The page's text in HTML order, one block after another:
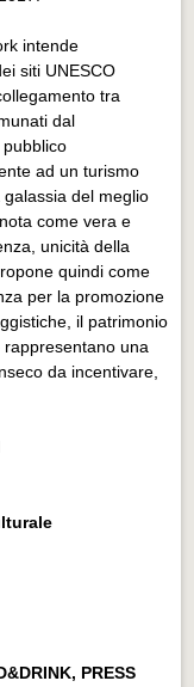
intende
siti UNESCO
tra
dal
ad un turismo
del meglio
come vera e
unicità della
quindi come
per la promozione
il patrimonio
una
da incentivare,
PRESS